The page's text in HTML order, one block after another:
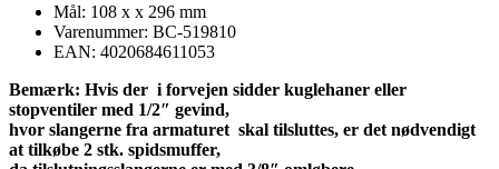
Mål: 108 x x 296 mm
Varenummer: BC-519810
EAN: 4020684611053
Bemærk: Hvis der i forvejen sidder kuglehaner eller
stopventiler med 1/2″ gevind,
hvor slangerne fra armaturet skal tilsluttes, er det nødvendigt
at tilkøbe 2 stk. spidsmuffer,